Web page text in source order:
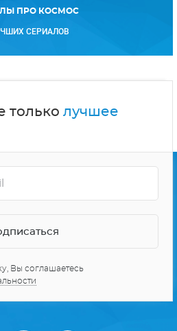
ПРО КОСМОС
СЕРИАЛОВ
только лучшее
Вы соглашаетесь